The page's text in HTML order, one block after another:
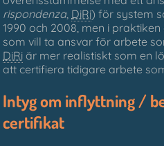
rispondenza, DiRi) för system
1990 och 2008, men i
som vill ta ansvar för arbete
DiRi är mer realistiskt som en
att certifiera tidigare arbete
Intyg om inflyttning /
certifikat